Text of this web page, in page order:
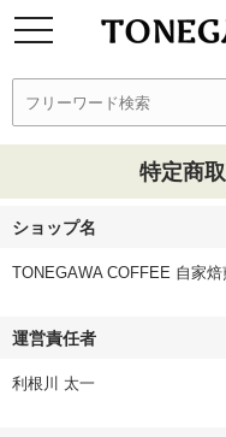
特定商
ショップ名
TONEGAWA COFFEE 自家焙
運営責任者
利根川 太一